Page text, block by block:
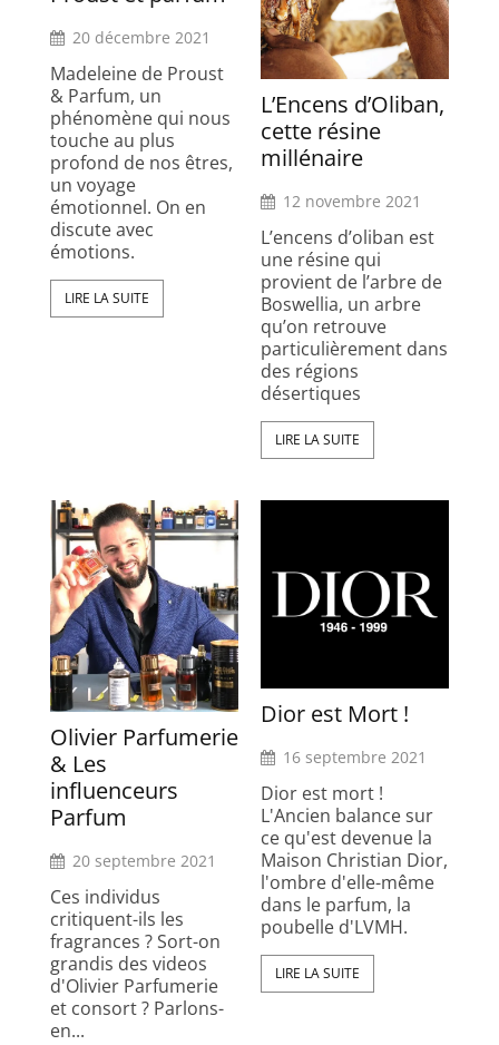
20 décembre 2021
Madeleine de Proust
& Parfum, un
phénomène qui nous
touche au plus
profond de nos êtres,
un voyage
émotionnel. On en
discute avec
émotions.
LIRE LA SUITE
L’Encens d’Oliban,
cette résine
millénaire
12 novembre 2021
L’encens d’oliban est
une résine qui
provient de l’arbre de
Boswellia, un arbre
qu’on retrouve
particulièrement dans
des régions
désertiques
LIRE LA SUITE
Olivier Parfumerie
& Les
influenceurs
Parfum
20 septembre 2021
Ces individus
critiquent-ils les
fragrances ? Sort-on
grandis des videos
d'Olivier Parfumerie
et consort ? Parlons-
en...
Dior est Mort !
16 septembre 2021
Dior est mort !
L'Ancien balance sur
ce qu'est devenue la
Maison Christian Dior,
l'ombre d'elle-même
dans le parfum, la
poubelle d'LVMH.
LIRE LA SUITE